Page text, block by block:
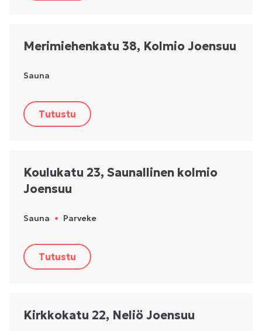
Merimiehenkatu 38, Kolmio Joensuu
Sauna
Tutustu
Koulukatu 23, Saunallinen kolmio
Joensuu
Sauna • Parveke
Tutustu
Kirkkokatu 22, Neliö Joensuu